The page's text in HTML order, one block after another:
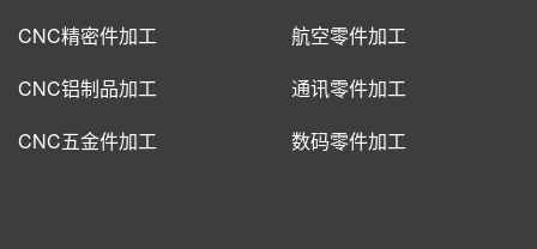
CNC精密件加工
CNC铝制品加工
CNC五金件加工
航空零件加工
通讯零件加工
数码零件加工